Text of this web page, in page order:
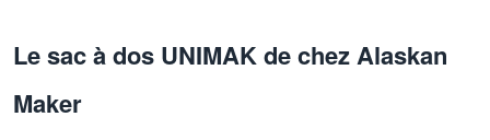
Le sac à dos UNIMAK de chez Alaskan
Maker